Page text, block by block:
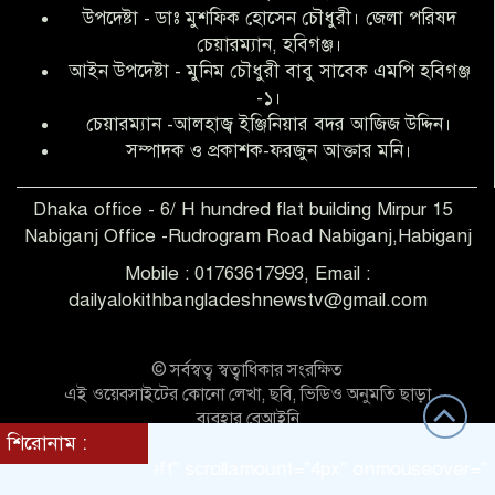
আব্দুল হক তালুকদার ফাউন্ডেশন মানবতার
শিকড় ছুঁই ছুঁই,ফরজুন আক্তার মনি
সিলেট রেঞ্জের শ্রেষ্ঠ ওসি নির্বাচিত হলেন
নবীগঞ্জ থানার ওসি মোনায়েম
‎নবীগঞ্জে এক সাজাপ্রাপ্ত পলাতক আসামি
শিশু ধর্ষণের অভিযোগে অভিযুক্ত গ্রেফতার ১
উপদেষ্টা - ডাঃ মুশফিক হোসেন চৌধুরী। জেলা পরিষদ
চেয়ারম্যান, হবিগঞ্জ।
আইন উপদেষ্টা - মুনিম চৌধুরী বাবু সাবেক এমপি হবিগঞ্জ
-১।
চেয়ারম্যান -আলহাজ্ব ইঞ্জিনিয়ার বদর আজিজ উদ্দিন।
সম্পাদক ও প্রকাশক-ফরজুন আক্তার মনি।
Dhaka office - 6/ H hundred flat building Mirpur 15
Nabiganj Office -Rudrogram Road Nabiganj,Habiganj
Mobile : 01763617993, Email :
dailyalokithbangladeshnewstv@gmail.com
শিরোনাম :
= "left" scrollamount="4px"
© সর্বস্বত্ব স্বত্বাধিকার সংরক্ষিত
এই ওয়েবসাইটের কোনো লেখা, ছবি, ভিডিও অনুমতি ছাড়া
ব্যবহার বেআইনি